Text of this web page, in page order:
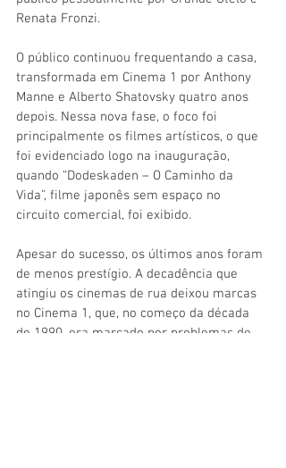
Renata Fronzi.
O público continuou frequentando a casa,
transformada em Cinema 1 por Anthony
Manne e Alberto Shatovsky quatro anos
depois. Nessa nova fase, o foco foi
principalmente os filmes artísticos, o que
foi evidenciado logo na inauguração,
quando “Dodeskaden – O Caminho da
Vida”, filme japonês sem espaço no
circuito comercial, foi exibido.
Apesar do sucesso, os últimos anos foram
de menos prestígio. A decadência que
atingiu os cinemas de rua deixou marcas
no Cinema 1, que, no começo da década
de 1990, era marcado por problemas de